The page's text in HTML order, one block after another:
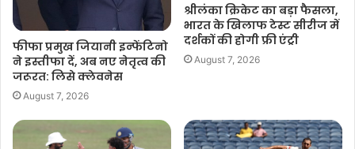
फीफा प्रमुख जियानी इन्फेंटिनो
ने इस्तीफा दें, अब नए नेतृत्व की
जरूरत: लिसे क्लेवनेस
August 7, 2026
श्रीलंका क्रिकेट का बड़ा फैसला,
भारत के खिलाफ टेस्ट सीरीज में
दर्शकों की होगी फ्री एंट्री
August 7, 2026